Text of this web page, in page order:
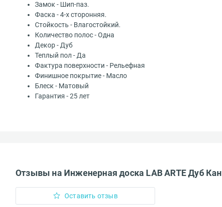
Замок - Шип-паз.
Фаска - 4-х сторонняя.
Стойкость - Влагостойкий.
Количество полос - Одна
Декор - Дуб
Теплый пол - Да
Фактура поверхности - Рельефная
Финишное покрытие - Масло
Блеск - Матовый
Гарантия - 25 лет
Отзывы на Инженерная доска LAB ARTE Дуб
Оставить отзыв